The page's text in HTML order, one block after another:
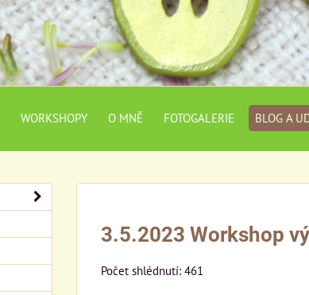
WORKSHOPY O MNĚ FOTOGALERIE BLOG A
3.5.2023 Workshop
Počet shlédnutí: 461